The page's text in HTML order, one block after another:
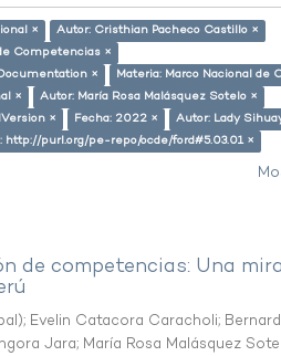
×
Autor: Cristhian Pacheco Castillo ×
Competencias ×
×
Materia: Marco Nacional de
×
Autor: María Rosa Malásquez Sotelo ×
×
Fecha: 2022 ×
Autor: Lady
http://purl.org/pe-repo/ocde/ford#5.03.01 ×
de competencias: Una
; Evelin Catacora Caracholi;
Jara; María Rosa Malásquez